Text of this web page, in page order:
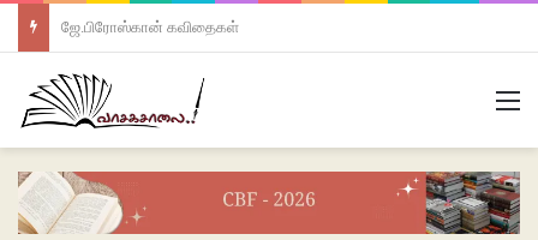
ஜே.பிரோஸ்கான் கவிதைகள்